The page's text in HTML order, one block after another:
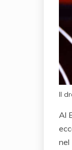
Il
Al
nel